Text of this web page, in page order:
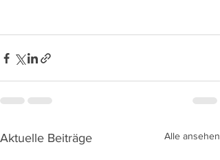
Aktuelle Beiträge Alle ansehen